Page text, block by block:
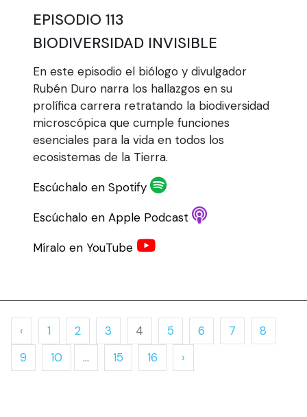
EPISODIO 113
BIODIVERSIDAD INVISIBLE
En este episodio el biólogo y divulgador
Rubén Duro narra los hallazgos en su
prolífica carrera retratando la biodiversidad
microscópica que cumple funciones
esenciales para la vida en todos los
ecosistemas de la Tierra.
Escúchalo en Spotify
Escúchalo en Apple Podcast
Míralo en YouTube
‹ 1 2 3 4 5 6 7
8
9
10 ... 15 16 ›